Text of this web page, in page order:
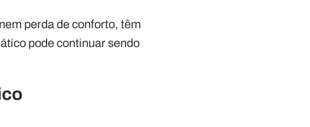
perda de conforto, têm
pode continuar sendo